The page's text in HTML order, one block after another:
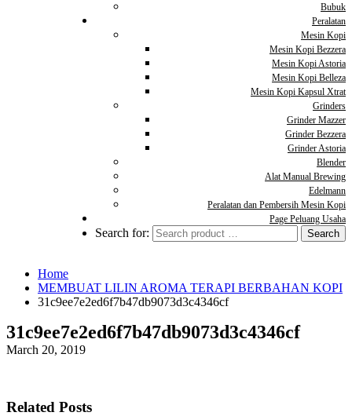
Bubuk
Peralatan
Mesin Kopi
Mesin Kopi Bezzera
Mesin Kopi Astoria
Mesin Kopi Belleza
Mesin Kopi Kapsul Xtrat
Grinders
Grinder Mazzer
Grinder Bezzera
Grinder Astoria
Blender
Alat Manual Brewing
Edelmann
Peralatan dan Pembersih Mesin Kopi
Page Peluang Usaha
Search for:
Home
MEMBUAT LILIN AROMA TERAPI BERBAHAN KOPI
31c9ee7e2ed6f7b47db9073d3c4346cf
31c9ee7e2ed6f7b47db9073d3c4346cf
March 20, 2019
Related Posts